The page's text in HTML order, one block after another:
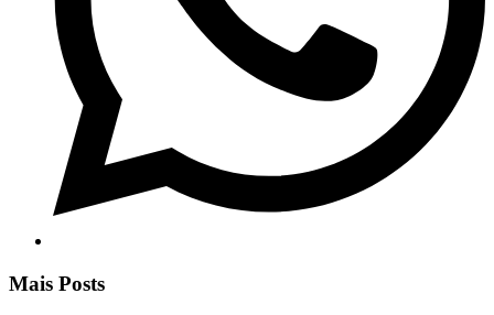
Mais Posts